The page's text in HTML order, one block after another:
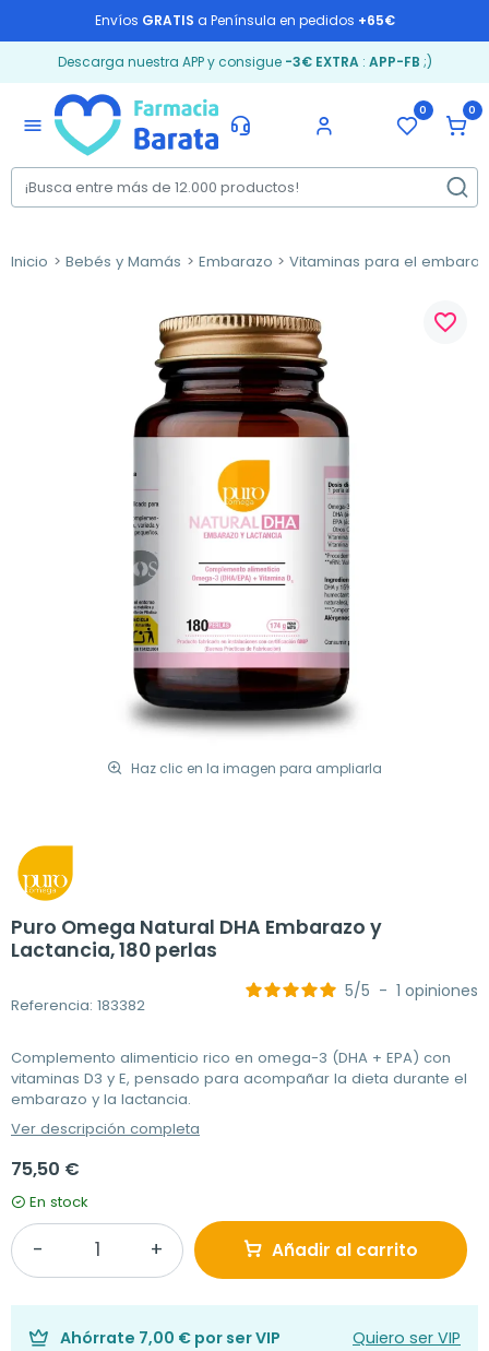
Envíos GRATIS a Península en pedidos +65€
Descarga nuestra APP y consigue -3€ EXTRA: APP-FB ;)
menu
0 0
Inicio Bebés y Mamás Embarazo Vitaminas para el
Haz clic en la imagen para ampliarla
favorite_border
Puro Omega Natural DHA Embarazo y
Lactancia, 180 perlas
Referencia: 183382
5/5 - 1 opiniones
Complemento alimenticio rico en omega-3 (DHA + EPA) con
vitaminas D3 y E, pensado para acompañar la dieta durante el
embarazo y la lactancia.
Ver descripción completa
75,50 €
En stock
Añadir al carrito
Ahórrate 7,00 € por ser VIP Quiero ser VIP